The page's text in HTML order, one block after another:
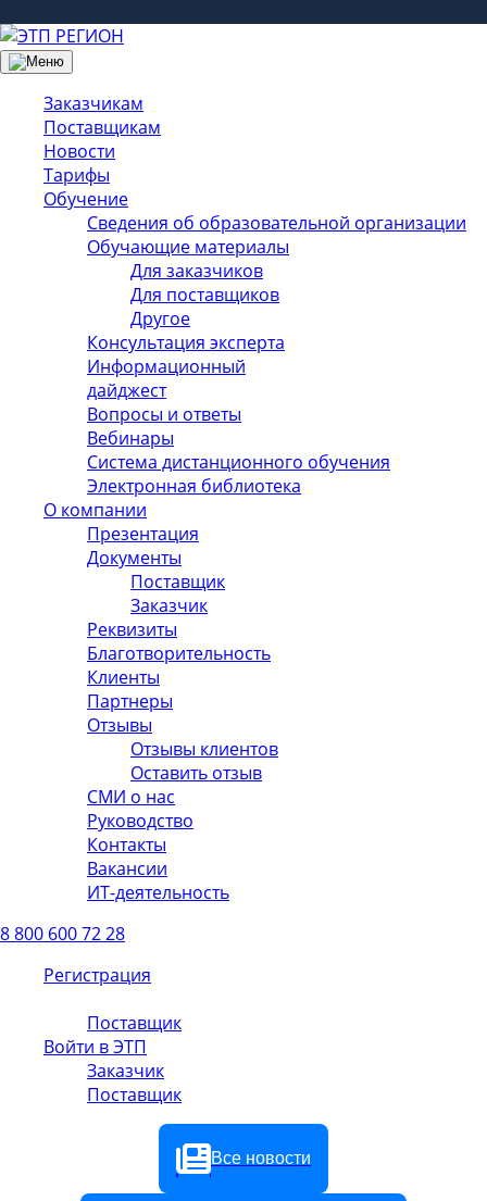
Заказчикам
Поставщикам
Новости
Тарифы
Обучение
Сведения об образовательной организации
Обучающие материалы
Для заказчиков
Для поставщиков
Другое
Консультация эксперта
Информационный
дайджест
Вопросы и ответы
Вебинары
Система дистанционного обучения
Электронная библиотека
О компании
Презентация
Документы
Поставщик
Заказчик
Реквизиты
Благотворительность
Клиенты
Партнеры
Отзывы
Отзывы клиентов
Оставить отзыв
СМИ о нас
Руководство
Контакты
Вакансии
ИТ-деятельность
8 800 600 72 28
Регистрация
Поставщик
Войти в ЭТП
Заказчик
Поставщик
Все новости